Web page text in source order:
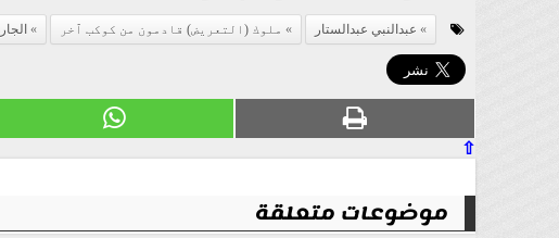
عبدالنبي عبدالستار ملوك (التعريض) قادمون من كوكب ٱخر
⇧
موضوعات متعلقة